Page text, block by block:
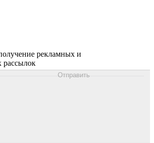
рекламных и
Отправить